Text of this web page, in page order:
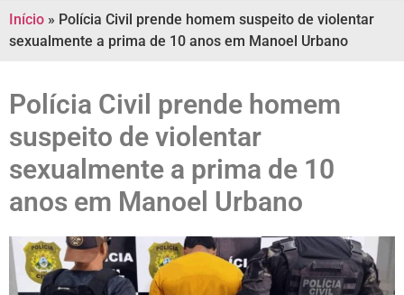
Início » Polícia Civil prende homem suspeito de violentar
sexualmente a prima de 10 anos em Manoel Urbano
Polícia Civil prende homem
suspeito de violentar
sexualmente a prima de 10
anos em Manoel Urbano